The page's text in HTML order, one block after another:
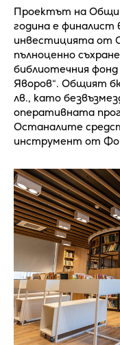
Проектът на
година е финалист
инвестицията от
пълноценно
библиотечния
Яворов“. Общият
лв., като
оперативната
Останалите
инструмент от